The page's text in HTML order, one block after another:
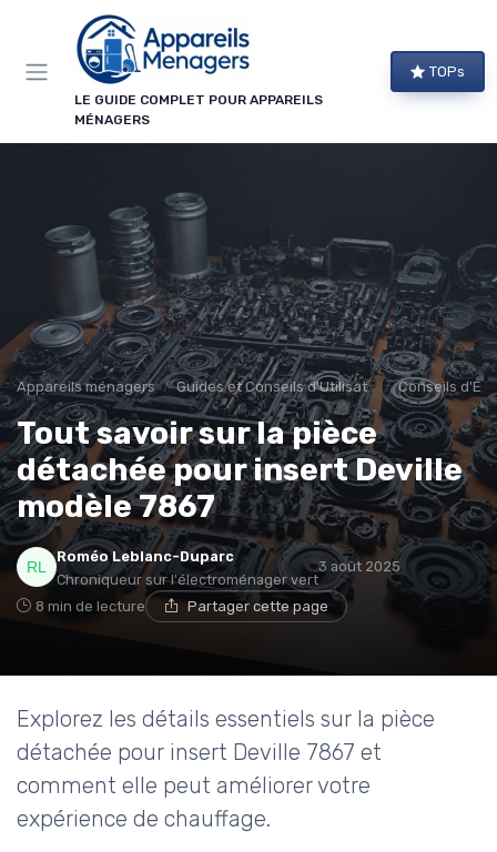
LE GUIDE COMPLET POUR APPAREILS
MÉNAGERS
TOPs
Appareils ménagers Guides et Conseils d'Utilisation Conseils
Tout savoir sur la pièce
détachée pour insert Deville
modèle 7867
Roméo Leblanc-Duparc
Chroniqueur sur l'électroménager vert
3 août 2025
8 min de lecture Partager cette page
Explorez les détails essentiels sur la pièce
détachée pour insert Deville 7867 et
comment elle peut améliorer votre
expérience de chauffage.
→ Je m'abonne
* En m'inscrivant, j'accepte de recevoir la newsletter
d'Appareils Ménagers et les offres de ses partenaires.
Panneau de gestion des cookies